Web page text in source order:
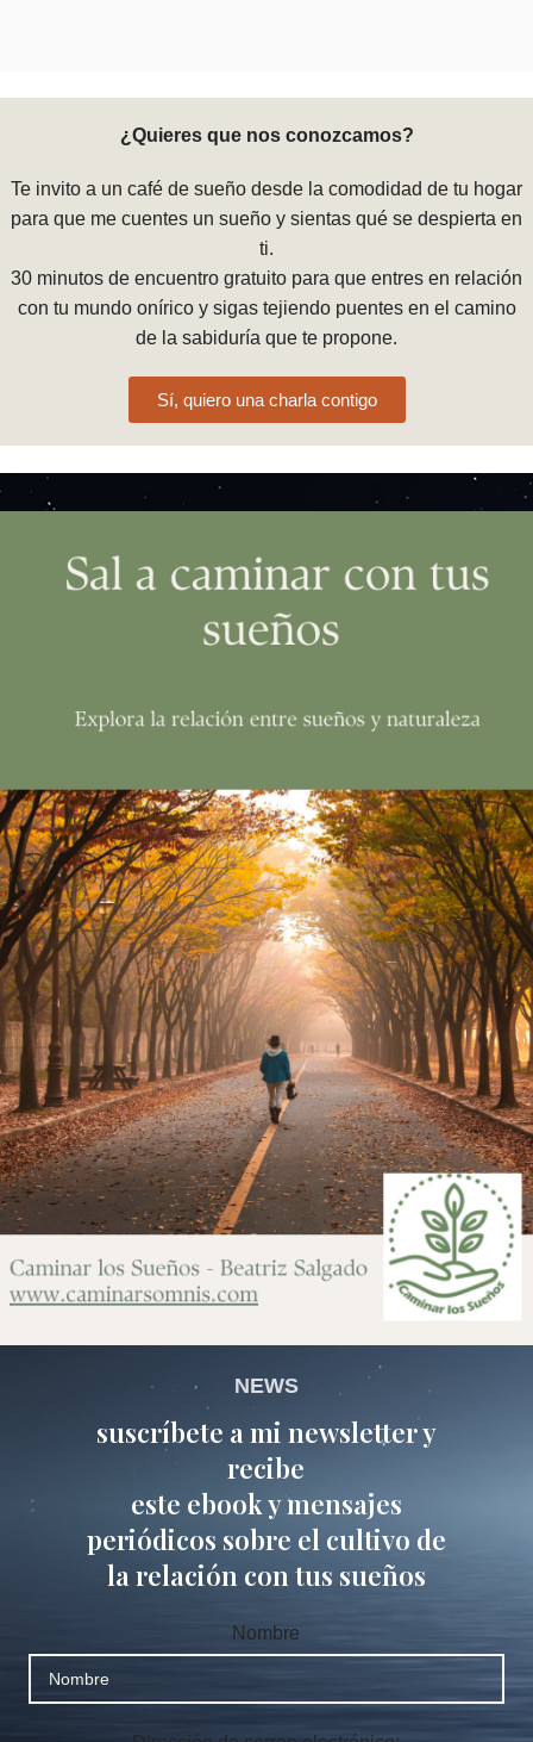
¿Quieres que nos conozcamos?
Te invito a un café de sueño desde la comodidad de tu hogar
para que me cuentes un sueño y sientas qué se despierta en
ti.
30 minutos de encuentro gratuito para que entres en relación
con tu mundo onírico y sigas tejiendo puentes en el camino
de la sabiduría que te propone.
Sí, quiero una charla contigo
NEWS
suscríbete a mi newsletter y
recibe
este ebook y mensajes
periódicos sobre el cultivo de
la relación con tus sueños
Nombre